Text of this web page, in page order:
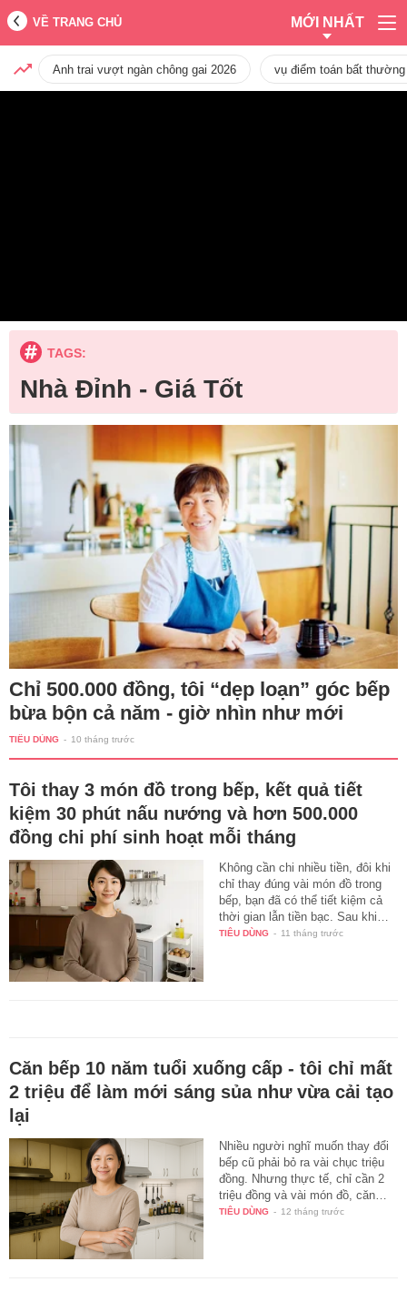
VỀ TRANG CHỦ MỚI NHẤT
Anh trai vượt ngàn chông gai 2026 vụ điểm toán bất
TAGS:
Nhà Đỉnh - Giá Tốt
Chỉ 500.000 đồng, tôi “dẹp loạn” góc bếp
bừa bộn cả năm - giờ nhìn như mới
TIÊU DÙNG - 10 tháng trước
Tôi thay 3 món đồ trong bếp, kết quả tiết
kiệm 30 phút nấu nướng và hơn 500.000
đồng chi phí sinh hoạt mỗi tháng
Không cần chi nhiều tiền, đôi khi
chỉ thay đúng vài món đồ trong
bếp, bạn đã có thể tiết kiệm cả
thời gian lẫn tiền bạc. Sau khi…
TIÊU DÙNG - 11 tháng trước
Căn bếp 10 năm tuổi xuống cấp - tôi chỉ mất
2 triệu để làm mới sáng sủa như vừa cải tạo
lại
Nhiều người nghĩ muốn thay đổi
bếp cũ phải bỏ ra vài chục triệu
đồng. Nhưng thực tế, chỉ cần 2
triệu đồng và vài món đồ, căn…
TIÊU DÙNG - 12 tháng trước